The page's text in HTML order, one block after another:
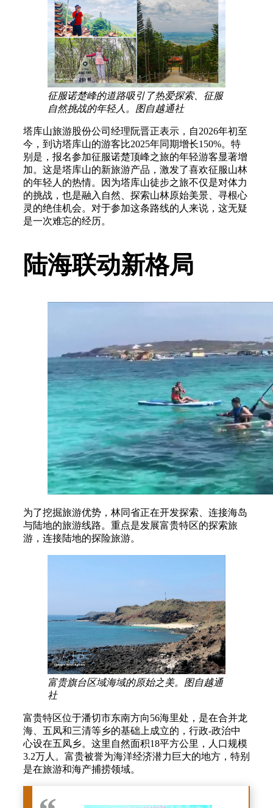
征服诺楚峰的道路吸引了热爱探索、征服
自然挑战的年轻人。图自越通社
塔库山旅游股份公司经理阮晋正表示，自2026年初至
今，到访塔库山的游客比2025年同期增长150%。特
别是，报名参加征服诺楚顶峰之旅的年轻游客显著增
加。这是塔库山的新旅游产品，激发了喜欢征服山林
的年轻人的热情。因为塔库山徒步之旅不仅是对体力
的挑战，也是融入自然、探索山林原始美景、寻根心
灵的绝佳机会。对于参加这条路线的人来说，这无疑
是一次难忘的经历。
陆海联动新格局
为了挖掘旅游优势，林同省正在开发探索、连接海岛
与陆地的旅游线路。重点是发展富贵特区的探索旅
游，连接陆地的探险旅游。
富贵旗台区域海域的原始之美。图自越通
社
富贵特区位于潘切市东南方向56海里处，是在合并龙
海、五凤和三清等乡的基础上成立的，行政-政治中
心设在五凤乡。这里自然面积18平方公里，人口规模
3.2万人。富贵被誉为海洋经济潜力巨大的地方，特别
是在旅游和海产捕捞领域。